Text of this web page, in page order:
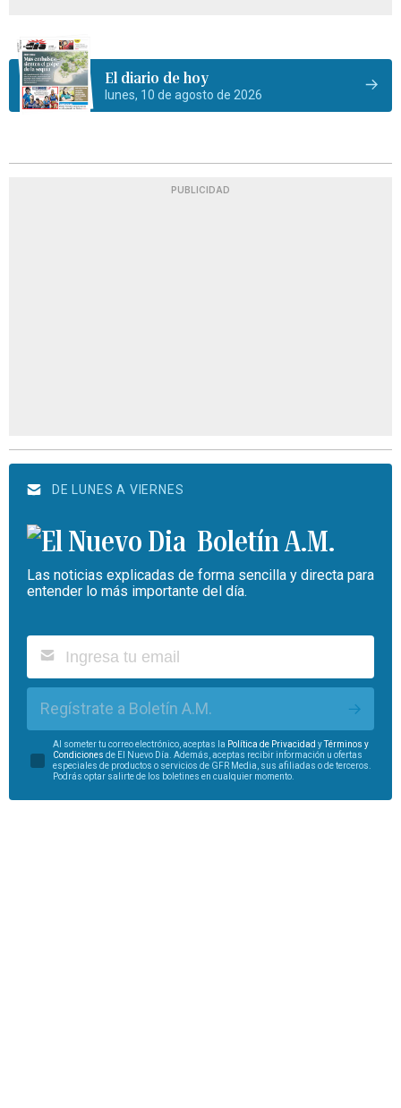
El diario de hoy
lunes, 10 de agosto de 2026
PUBLICIDAD
DE LUNES A VIERNES
Boletín A.M.
Las noticias explicadas de forma sencilla y directa para
entender lo más importante del día.
Regístrate a Boletín A.M.
Al someter tu correo electrónico, aceptas la Política de Privacidad yTérminos y
Condiciones de El Nuevo Día. Además, aceptas recibir información u ofertas
especiales de productos o servicios de GFR Media, sus afiliadas o de terceros.
Podrás optar salirte de los boletines en cualquier momento.